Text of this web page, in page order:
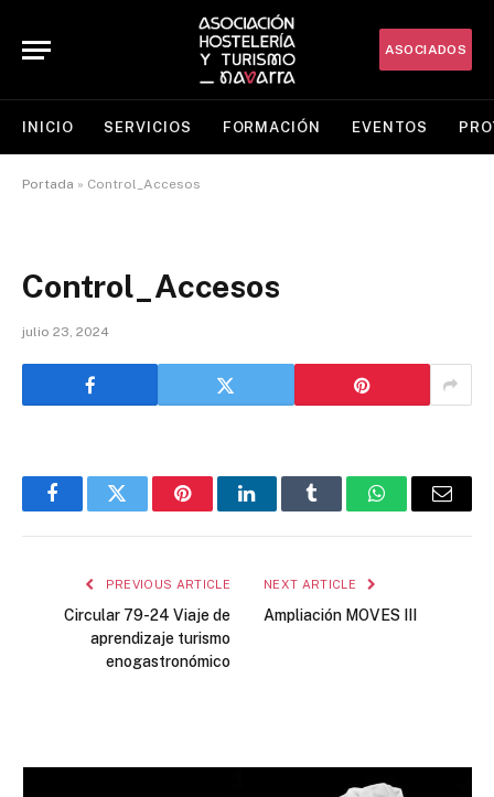
ASOCIADOS
INICIO SERVICIOS FORMACIÓN EVENTOS
Portada » Control_Accesos
Control_Accesos
julio 23, 2024
FacebookTwitter PinterestLinkedInTumblr WhatsAppEmail
PREVIOUS ARTICLE
Circular 79-24 Viaje de
aprendizaje turismo
enogastronómico
NEXT ARTICLE
Ampliación MOVES III